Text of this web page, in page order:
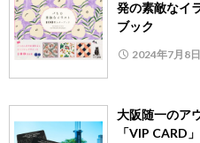
発の素敵なイ
ブック
2024年7月8日
大阪随一のア
「VIP CARD